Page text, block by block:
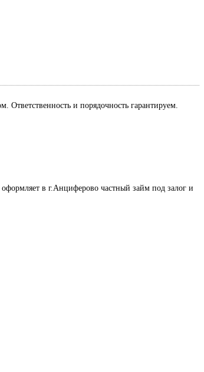
Ответственность и порядочность гарантируем.
оформляет в г.Анциферово частный займ под залог и